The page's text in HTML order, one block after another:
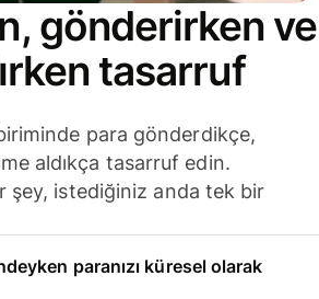
gönderirken ve
tasarruf
para gönderdikçe,
aldıkça tasarruf edin.
şey, istediğiniz anda tek bir
paranızı küresel olarak